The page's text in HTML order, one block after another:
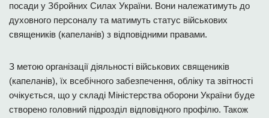
посади у Збройних Силах України. Вони належатимуть до
духовного персоналу та матимуть статус військових
священиків (капеланів) з відповідними правами.
З метою організації діяльності військових священиків
(капеланів), їх всебічного забезпечення, обліку та звітності
очікується, що у складі Міністерства оборони України буде
створено головний підрозділ відповідного профілю. Також